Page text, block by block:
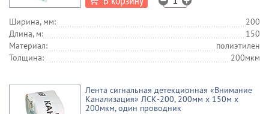
Ширина, мм:
200
Длина, м:
150
Материал:
полиэтилен
Толщина:
200мкм
Лента сигнальная детекционная «Внимание
Канализация» ЛСК-200, 200мм х 150м х
200мкм, один проводник